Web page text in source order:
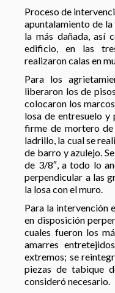
Proceso de
apuntalamiento de
la más dañada, así
edificio, en las
realizaron calas en
Para los
liberaron los de
colocaron los
losa de entresuelo
firme de mortero
ladrillo, la cual se
de barro y azulejo.
de 3/8″, a todo lo
perpendicular a las
la losa con el muro.
Para la intervención
en disposición
cuales fueron los
amarres
extremos; se
piezas de tabique
consideró necesario.